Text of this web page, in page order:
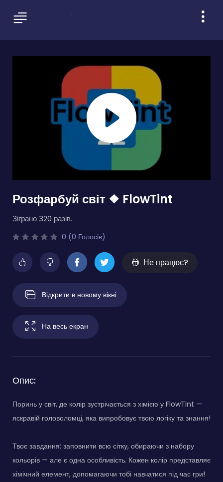
Розфарбуй світ ❖ FlowTint
Зіграно 320 разів.
0 (0 Голосів)
Не працює?
Відкрити в новому вікні
На весь екран
Опис:
Поринь у світ, де колір зустрічається з хімією у FlowTint —
яскравій головоломці, яка випробовує твою логіку та знання!
Твоє завдання: заповнити всю сітку, обираючи з набору
кольорів — але є одна особливість. Кожен колір представляє
хімічний елемент, допомагаючи тобі навчатися під час гри!